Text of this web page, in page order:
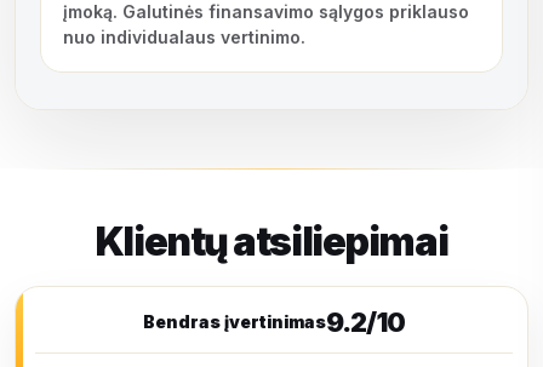
įmoką. Galutinės finansavimo sąlygos priklauso
nuo individualaus vertinimo.
Klientų atsiliepimai
Bendras įvertinimas9.2/10